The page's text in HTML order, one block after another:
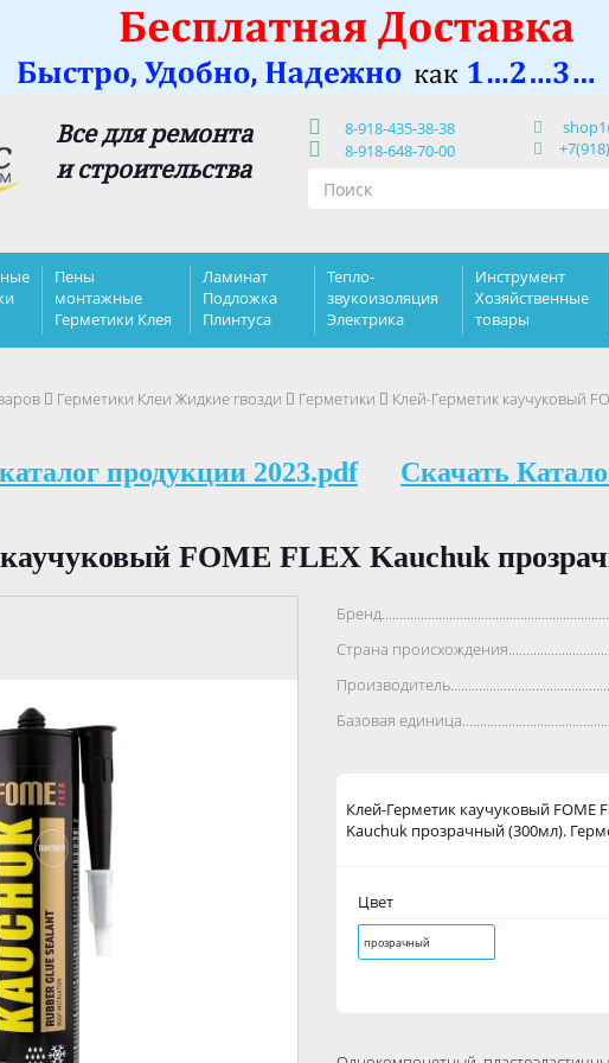
Все для ремонта
и строительства
8-918-435-38-38
8-918-648-70-00
Пены
монтажные
Герметики Клея
Ламинат
Подложка
Плинтуса
Тепло-
звукоизоляция
Электрика
Инструмент
Хозяйственные
товары
Герметики Клеи Жидкие гвозди Герметики Клей-Герметик каучуковый
продукции 2023.pdf Скачать
FOME FLEX Kauchuk
Страна
Базовая
Клей-Герметик каучуковый FOME
Kauchuk прозрачный (300мл).
Цвет
прозрачный